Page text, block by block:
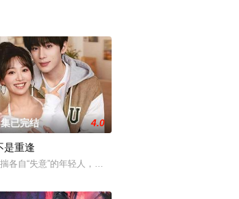
身上，竟贴着父亲消失前的绝命
）因意外踏入玄机界，继而卷入虎云国内乱的漩涡，身陷
倩（苏晓彤 饰）与童年时因一场意外落下身体残缺的少
已完结 4.0
是重逢
各自“失意”的年轻人，在沿海小城南安相遇相知，他们决